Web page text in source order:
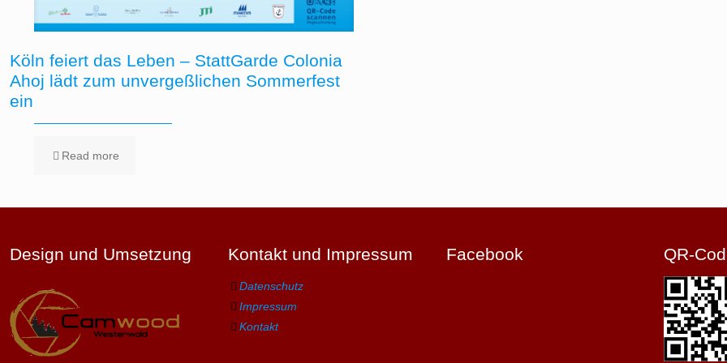
Köln feiert das Leben – StattGarde Colonia
Ahoj lädt zum unvergeßlichen Sommerfest
ein
Read more
Design und Umsetzung Kontakt und Impressum
Datenschutz
Impressum
Kontakt
Facebook QR-